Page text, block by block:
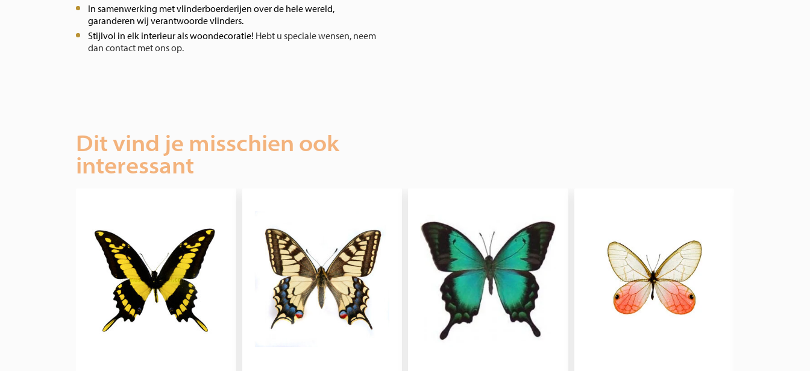
In samenwerking met vlinderboerderijen over de hele wereld,
garanderen wij verantwoorde vlinders.
Stijlvol in elk interieur als woondecoratie! Hebt u speciale wensen, neem
dan contact met ons op.
Dit vind je misschien ook
interessant